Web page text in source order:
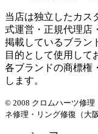
当店は独立したカス
式運営・正規代理店
掲載しているブラン
目的として使用して
各ブランドの商標権
します。
© 2008 クロムハーツ修
ネ修理・リング修復（大